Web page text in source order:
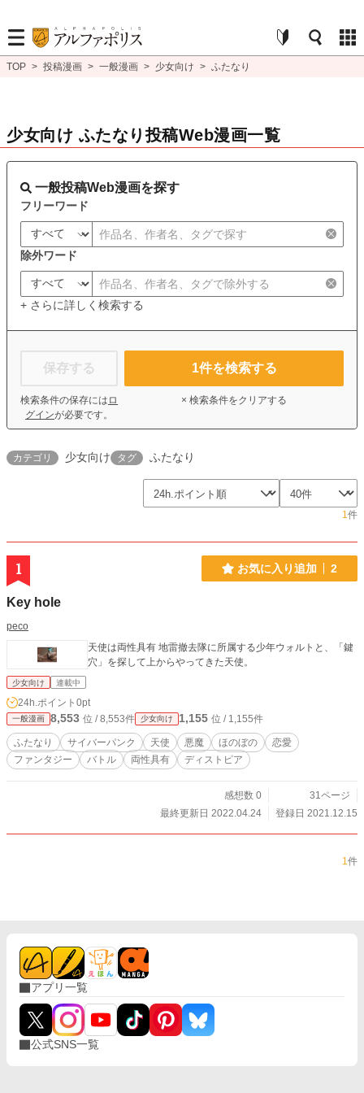
TOP > 投稿漫画 > 一般漫画 > 少女向け > ふたなり
少女向け ふたなり投稿Web漫画一覧
一般投稿Web漫画を探す
フリーワード
除外ワード
+ さらに詳しく検索する
保存する
検索条件の保存には ロ
グインが必要です。
1件を検索する
× 検索条件をクリアする
カテゴリ 少女向け タグ ふたなり
1件
1 お気に入り追加 2
Key hole
peco
天使は両性具有 地雷撤去隊に所属する少年ウォルトと、「鍵
穴」を探して上からやってきた天使。
少女向け 連載中
24h.ポイント 0pt
一般漫画 8,553 位 / 8,553件 少女向け 1,155 位 / 1,155件
ふたなり サイバーパンク 天使 悪魔 ほのぼの
恋愛
ファンタジー
バトル 両性具有 ディストピア
感想数 0
31ページ
最終更新日 2022.04.24
登録日 2021.12.15
1件
アプリ一覧
公式SNS一覧